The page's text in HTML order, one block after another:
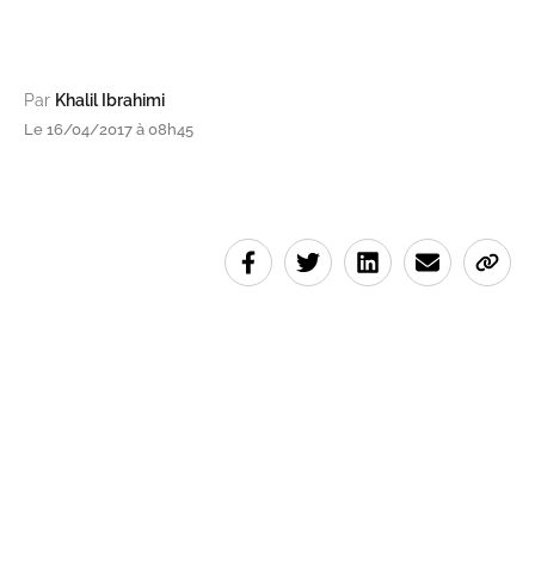
Par Khalil Ibrahimi
Le 16/04/2017 à 08h45